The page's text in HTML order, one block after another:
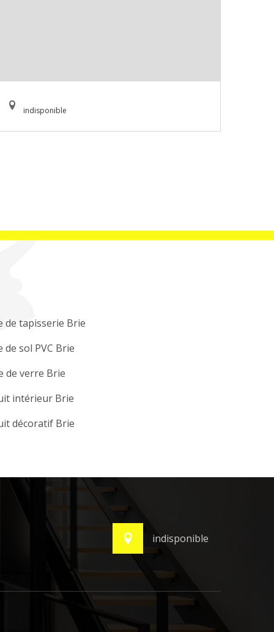
indisponible
de tapisserie Brie
de sol PVC Brie
de verre Brie
intérieur Brie
décoratif Brie
indisponible